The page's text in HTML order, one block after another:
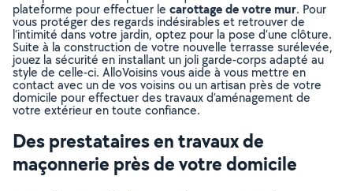
plateforme pour effectuer le carottage de votre mur. Pour
vous protéger des regards indésirables et retrouver de
l’intimité dans votre jardin, optez pour la pose d’une clôture.
Suite à la construction de votre nouvelle terrasse surélevée,
jouez la sécurité en installant un joli garde-corps adapté au
style de celle-ci. AlloVoisins vous aide à vous mettre en
contact avec un de vos voisins ou un artisan près de votre
domicile pour effectuer des travaux d’aménagement de
votre extérieur en toute confiance.
Des prestataires en travaux de
maçonnerie près de votre domicile